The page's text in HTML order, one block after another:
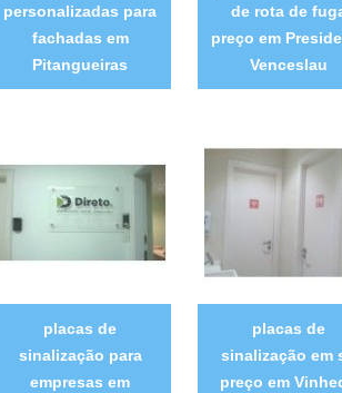
personalizadas para
fachadas em
Pitangueiras
de rota de
preço em
Venceslau
placas de
sinalização para
empresas em
placas de
sinalização em
preço em